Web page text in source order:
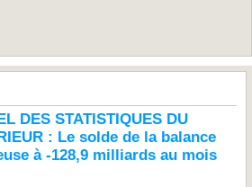
DES STATISTIQUES DU
: Le solde de la balance
à -128,9 milliards au mois